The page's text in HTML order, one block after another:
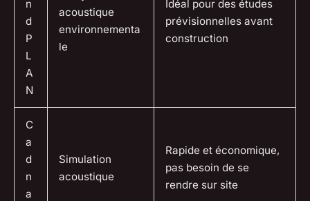
n
d
P
L
A
N
acoustique
environnementa
le
Idéal pour des études
prévisionnelles avant
construction
C
a
d
n
a
Simulation
acoustique
Rapide et économique,
pas besoin de se
rendre sur site